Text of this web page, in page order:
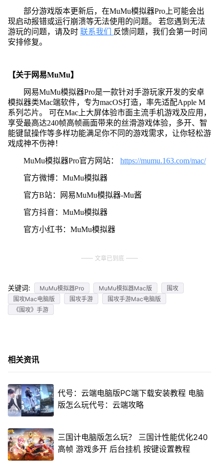
部分游戏版本更新后，在MuMu模拟器Pro上可能会出
现启动报错或运行崩溃等无法使用的问题。 若您遇到无法
游玩的问题，请及时 联系我们
反馈问题，我们会第一时间
安排修复。
【关于网易MuMu】
网易MuMu模拟器Pro是一款针对手游玩家开发的安卓
模拟器类Mac端软件，专为macOS打造，率先适配Apple M
系列芯片。 可在Mac上大屏体验市面主流手机游戏及应用，
享受最高达240帧高帧画面带来的丝滑游戏体验，多开、智
能键鼠操作等多样功能满足你不同的游戏需求，让你轻松游
戏成神不伤神！
MuMu模拟器Pro官方网站： https://mumu.163.com/mac/
官方微博：MuMu模拟器
官方B站：网易MuMu模拟器-Mu酱
官方抖音：MuMu模拟器
官方小红书：MuMu模拟器
文章已到底
关键词: MuMu模拟器Pro MuMu模拟器Mac版
围攻
围攻Mac电脑版
围攻手游
围攻手游Mac电脑版
《围攻》手游
相关资讯
代号：云端电脑版PC端下载安装教程 电脑
版怎么玩代号：云端攻略
三国计电脑版怎么玩？ 三国计性能优化240
高帧 游戏多开 后台挂机 按键设置教程